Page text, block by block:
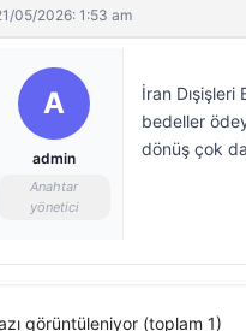
05/2026: 1:53 am
A
admin
Anahtar
yönetici
İran Dışişleri
bedeller
dönüş çok
görüntüleniyor (toplam 1)